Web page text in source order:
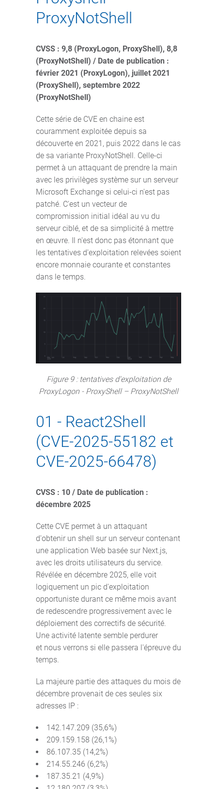
ProxyNotShell
CVSS : 9,8 (ProxyLogon, ProxyShell), 8,8
(ProxyNotShell) / Date de publication :
février 2021 (ProxyLogon), juillet 2021
(ProxyShell), septembre 2022
(ProxyNotShell)
Cette série de CVE en chaine est
couramment exploitée depuis sa
découverte en 2021, puis 2022 dans le cas
de sa variante ProxyNotShell. Celle-ci
permet à un attaquant de prendre la main
avec les privilèges système sur un serveur
Microsoft Exchange si celui-ci n'est pas
patché. C'est un vecteur de
compromission initial idéal au vu du
serveur ciblé, et de sa simplicité à mettre
en œuvre. Il n'est donc pas étonnant que
les tentatives d'exploitation relevées soient
encore monnaie courante et constantes
dans le temps.
Figure 9 : tentatives d'exploitation de
ProxyLogon - ProxyShell – ProxyNotShell
01 - React2Shell
(CVE-2025-55182 et
CVE-2025-66478)
CVSS : 10 / Date de publication :
décembre 2025
Cette CVE permet à un attaquant
d'obtenir un shell sur un serveur contenant
une application Web basée sur Next.js,
avec les droits utilisateurs du service.
Révélée en décembre 2025, elle voit
logiquement un pic d'exploitation
opportuniste durant ce même mois avant
de redescendre progressivement avec le
déploiement des correctifs de sécurité.
Une activité latente semble perdurer
et nous verrons si elle passera l'épreuve du
temps.
La majeure partie des attaques du mois de
décembre provenait de ces seules six
adresses IP :
142.147.209 (35,6%)
209.159.158 (26,1%)
86.107.35 (14,2%)
214.55.246 (6,2%)
187.35.21 (4,9%)